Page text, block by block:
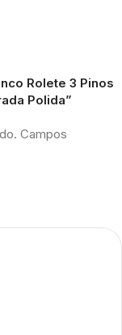
Rolete 3 Pinos
Polida”
Campos